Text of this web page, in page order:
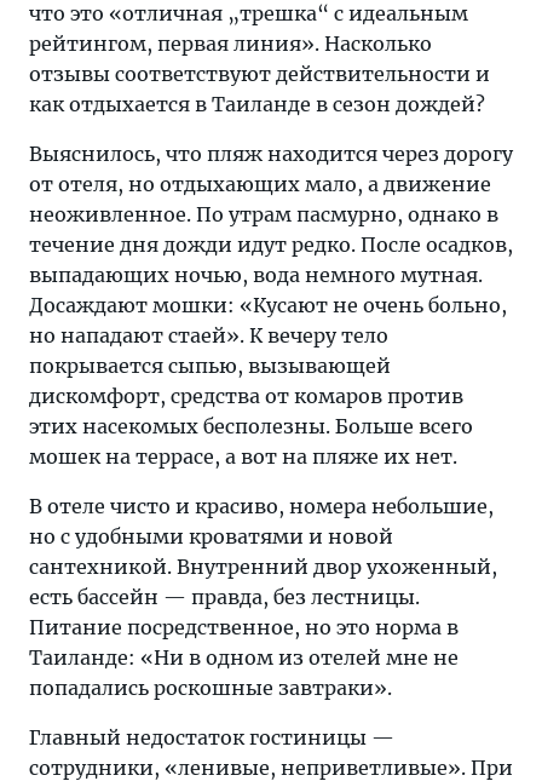
что это «отличная „трешка“ с идеальным
рейтингом, первая линия». Насколько
отзывы соответствуют действительности и
как отдыхается в Таиланде в сезон дождей?
Выяснилось, что пляж находится через дорогу
от отеля, но отдыхающих мало, а движение
неоживленное. По утрам пасмурно, однако в
течение дня дожди идут редко. После осадков,
выпадающих ночью, вода немного мутная.
Досаждают мошки: «Кусают не очень больно,
но нападают стаей». К вечеру тело
покрывается сыпью, вызывающей
дискомфорт, средства от комаров против
этих насекомых бесполезны. Больше всего
мошек на террасе, а вот на пляже их нет.
В отеле чисто и красиво, номера небольшие,
но с удобными кроватями и новой
сантехникой. Внутренний двор ухоженный,
есть бассейн — правда, без лестницы.
Питание посредственное, но это норма в
Таиланде: «Ни в одном из отелей мне не
попадались роскошные завтраки».
Главный недостаток гостиницы —
сотрудники, «ленивые, неприветливые». При